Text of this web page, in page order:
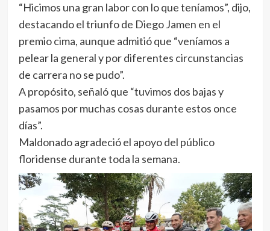
“Hicimos una gran labor con lo que teníamos”, dijo,
destacando el triunfo de Diego Jamen en el
premio cima, aunque admitió que “veníamos a
pelear la general y por diferentes circunstancias
de carrera no se pudo”.
A propósito, señaló que “tuvimos dos bajas y
pasamos por muchas cosas durante estos once
días”.
Maldonado agradeció el apoyo del público
floridense durante toda la semana.